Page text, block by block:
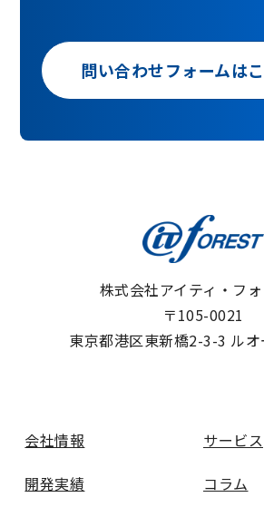
問い合わせフォームは
株式会社アイティ・フ
〒105-0021
東京都港区東新橋2-3-3 ル
会社情報
サービス
開発実績
コラム